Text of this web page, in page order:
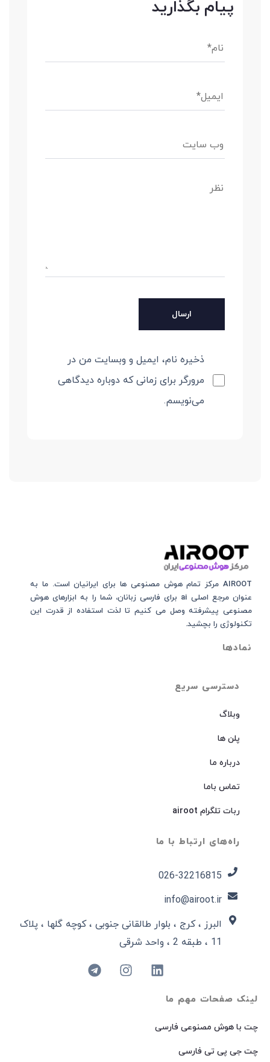
پیام بگذارید
ذخیره نام، ایمیل و وبسایت من در
مرورگر برای زمانی که دوباره دیدگاهی
می‌نویسم.
لینک صفحات مهم ما
چت با هوش مصنوعی فارسی
چت جی پی تی فارسی
دسترسی سریع
وبلاگ
پلن ها
درباره ما
تماس باما
ربات تلگرام airoot
راه‌های ارتباط با ما
026-32216815​
info@airoot.ir
البرز ، کرج ، بلوار طالقانی جنوبی ، کوچه گلها ، پلاک
11 ، طبقه 2 ، واحد شرقی
AIROOT مرکز تمام هوش مصنوعی‌‌‌ ها برای ایرانیان است. ما به
عنوان مرجع اصلی ai برای فارسی زبانان، شما را به ابزارهای هوش
مصنوعی پیشرفته وصل می کنیم تا لذت استفاده از قدرت این
تکنولوژی را بچشید.
نمادها